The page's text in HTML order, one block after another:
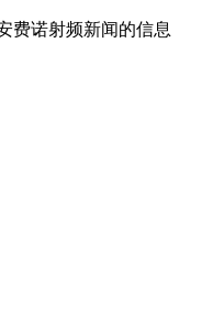
费诺射频新闻的信息